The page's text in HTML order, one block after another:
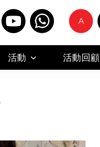
A
活動 活動回顧